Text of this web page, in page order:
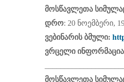
მოსწავლეთა
დრო: 20 ნოემბერი,
ვებინარის ბმული:
ვრცელი
მოსწავლეთა